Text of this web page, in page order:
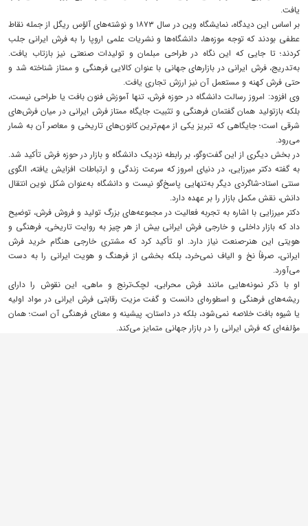
یافت.
بر اساس این دیدگاه، نمایشگاه وین در سال ۱۸۷۳ و نوشته‌های آلوُس ریگل از جمله نقاط
عطفی بودند که توجه موزه‌ها، دانشگاه‌ها و نشریات علمی اروپا را به فرش ایرانی جلب
کردند؛ تا جایی که این نگاه در طراحی مبلمان و تولیدات صنعتی نیز بازتاب یافت.
به‌تدریج، فرش ایرانی در بازارهای جهانی با عنوان کالایی فرهنگی و ممتاز شناخته شد و
حتی فرش کهنه و مستعمل آن نیز ارزش تجاری یافت.
وی افزود: امروز رسالت دانشگاه در حوزه فرش، تنها آموزش فنون بافت یا طراحی نیست،
بلکه بازتولید همان گفتمان فرهنگی و تثبیت جایگاه ممتاز فرش ایرانی در میان فرش‌های
شرقی است؛ جایگاهی که تبریز یکی از مهم‌ترین کانون‌های تاریخی و معاصر آن به شمار
می‌رود.
در بخش دیگری از این گفت‌وگو، بر رابطه نزدیک دانشگاه و بازار در حوزه فرش تأکید شد.
به گفته دکتر میرزایی، در دنیای امروز که سرعت زندگی و ارتباطات افزایش یافته، الگوی
سنتی استاد-شاگردی دیگر به‌تنهایی پاسخ‌گو نیست و دانشگاه به‌عنوان شکل نوین انتقال
دانش، نقش مکمل بازار را بر عهده دارد.
دکتر میرزایی با اشاره به تجربه فعالیت در مجموعه‌های بزرگ تولید و فروش فرش، توضیح
داد که بازار داخلی و خارجی فرش ایرانی بیش از هر چیز به روایت تاریخی، فرهنگی و
هویتی این هنر-صنعت نیاز دارد. او تأکید کرد که مشتری خارجی هنگام خرید فرش
ایرانی، صرفاً نخ و الیاف نمی‌خرد، بلکه بخشی از فرهنگ و هویت ایرانی را به دست
می‌آورد.
او با ذکر نمونه‌هایی مانند فرش محرابی، لچک‌ترنج و ماهی، این نقوش را دارای
ریشه‌های فرهنگی و اسطوره‌ای دانست و گفت مزیت رقابتی فرش ایرانی در مواد اولیه
یا شیوه بافت خلاصه نمی‌شود، بلکه در داستان، پیشینه و معنای فرهنگی آن است؛ همان
مؤلفه‌ای که فرش ایرانی را در بازار جهانی متمایز می‌کند.